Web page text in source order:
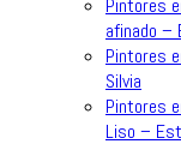
Pintores
afinado –
Pintores
Silvia
Pintores
Liso –